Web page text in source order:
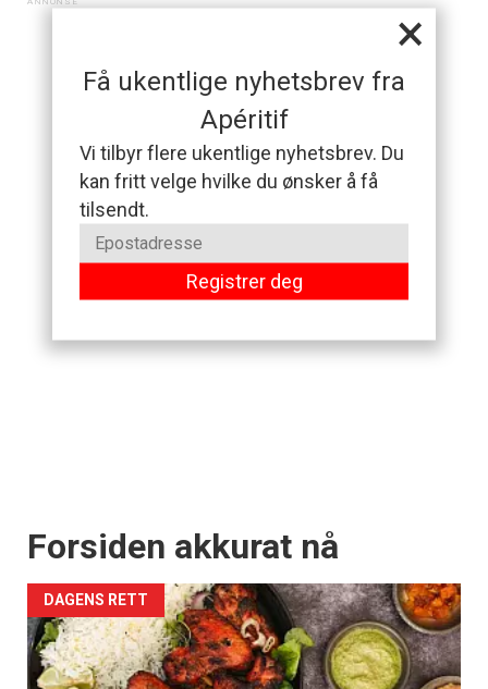
×
Få ukentlige nyhetsbrev fra
Apéritif
Vi tilbyr flere ukentlige nyhetsbrev. Du
kan fritt velge hvilke du ønsker å få
tilsendt.
Registrer deg
Forsiden akkurat nå
DAGENS RETT